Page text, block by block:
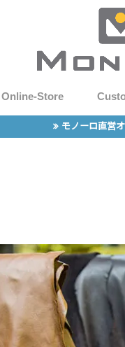
Online-Store
モノーロ直営